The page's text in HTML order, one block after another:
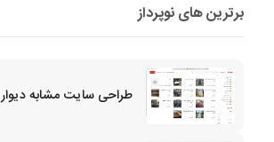
برترین های نوپرداز
طراحی سایت مشابه دیوار